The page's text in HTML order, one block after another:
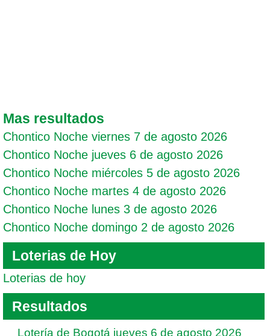
Mas resultados
Chontico Noche viernes 7 de agosto 2026
Chontico Noche jueves 6 de agosto 2026
Chontico Noche miércoles 5 de agosto 2026
Chontico Noche martes 4 de agosto 2026
Chontico Noche lunes 3 de agosto 2026
Chontico Noche domingo 2 de agosto 2026
Loterias de Hoy
Loterias de hoy
Resultados
Lotería de Bogotá jueves 6 de agosto 2026